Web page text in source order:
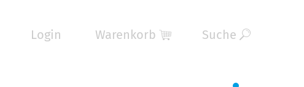
Login Warenkorb Suche